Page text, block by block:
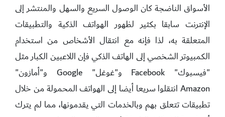
الأسواق الناضجة كان الوصول السريع والسهل والمنتشر إلى
الإنترنت سابقا بكثير لظهور الهواتف الذكية والتطبيقات
المتعلقة به، لذا فإنه مع انتقال الأشخاص من استخدام
الكمبيوتر الشخصي إلى الهاتف الذكي فإن اللاعبين الكبار مثل
"فيسبوك" Facebook و"غوغل" Google و"أمازون"
Amazon انتقلوا سريعا أيضا إلى الهواتف المحمولة من خلال
تطبيقات تتعلق بهم وبالخدمات التي يقدمونها، مما لم يترك